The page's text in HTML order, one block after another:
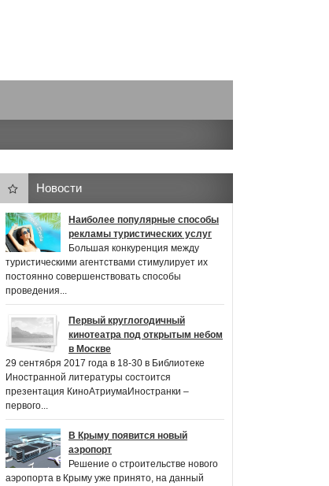
Новости
Наиболее популярные способы
рекламы туристических услуг
Большая конкуренция между
туристическими агентствами стимулирует их
постоянно совершенствовать способы
проведения...
Первый круглогодичный
кинотеатра под открытым небом
в Москве
29 сентября 2017 года в 18-30 в Библиотеке
Иностранной литературы состоится
презентация КиноАтриумаИностранки –
первого...
В Крыму появится новый
аэропорт
Решение о строительстве нового
аэропорта в Крыму уже принято, на данный